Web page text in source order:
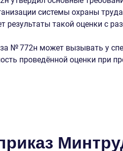
системы охраны
результаты такой оценки с
№ 772н может вызывать у
проведённой оценки при